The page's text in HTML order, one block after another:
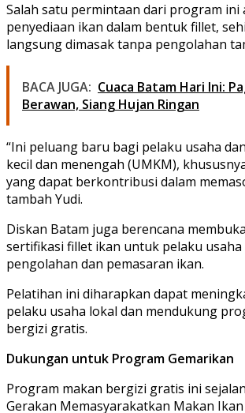
Salah satu permintaan dari program ini
penyediaan ikan dalam bentuk fillet,
langsung dimasak tanpa pengolahan
BACA JUGA: Cuaca Batam Hari Ini:
Berawan, Siang Hujan Ringan
“Ini peluang baru bagi pelaku usaha
kecil dan menengah (UMKM),
yang dapat berkontribusi dalam
tambah Yudi.
Diskan Batam juga berencana
sertifikasi fillet ikan untuk pelaku
pengolahan dan pemasaran ikan.
Pelatihan ini diharapkan dapat
pelaku usaha lokal dan mendukung
bergizi gratis.
Dukungan untuk Program Gemarikan
Program makan bergizi gratis ini
Gerakan Memasyarakatkan Makan